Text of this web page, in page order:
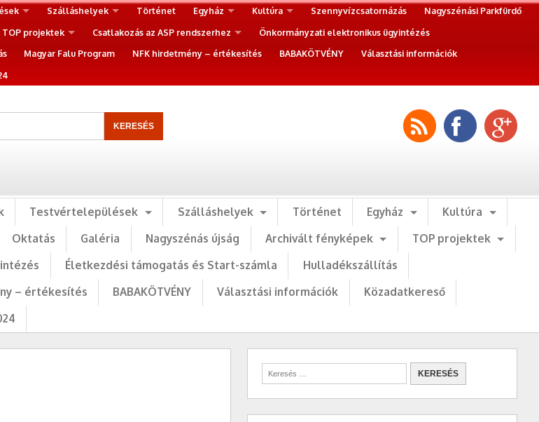
Szálláshelyek Történet Egyház Kultúra Szennyvízcsatornázás
Nagyszénási Parkfürdő
TOP projektek Csatlakozás az ASP rendszerhez
Önkormányzati elektronikus ügyintézés
Magyar Falu Program NFK hirdetmény – értékesítés BABAKÖTVÉNY
Választási információk
Testvértelepülések Szálláshelyek Történet Egyház
Kultúra
Oktatás Galéria Nagyszénás újság Archivált fényképek
TOP projektek
Életkezdési támogatás és Start-számla
Hulladékszállítás
– értékesítés BABAKÖTVÉNY Választási információk
Közadatkereső